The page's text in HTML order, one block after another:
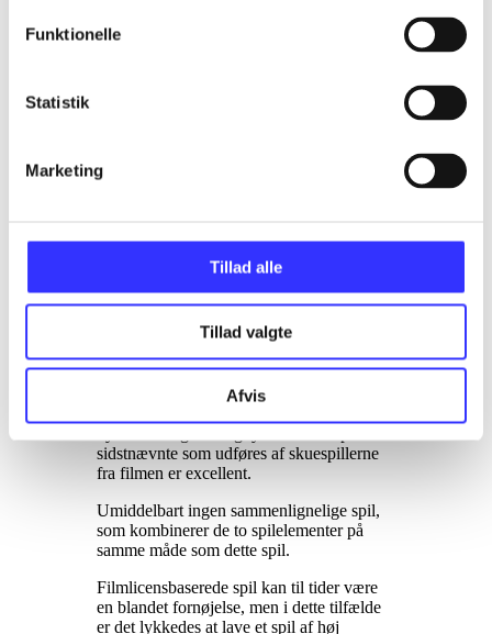
Funktionelle
Statistik
Marketing
Tillad alle
Tillad valgte
Afvis
ca. 4-5 år og opefter. PEGI rating på 7 med
hovedsagelig i almindelig platforms-mode,
fuldføre en del af banerne. Det er dog Toy
box mode som er spillets største kvalitet.
western miljø, hvor man frit kan
bygge/dekorere bygninger og tale med
indbyggerne. Undervejs kan man optjene
guld ved at løse opgaver og guldet kan
sidstnævnte som udføres af skuespillerne
fra filmen er excellent.
Umiddelbart ingen sammenlignelige spil,
som kombinerer de to spilelementer på
samme måde som dette spil.
Filmlicensbaserede spil kan til tider være
en blandet fornøjelse, men i dette tilfælde
er det lykkedes at lave et spil af høj